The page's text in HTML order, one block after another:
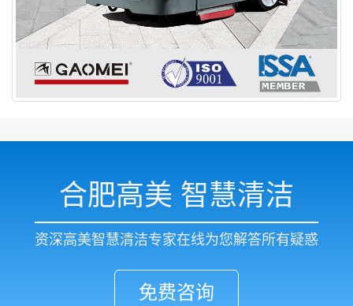
合肥高美 智慧清洁
资深高美智慧清洁专家在线为您解答所有疑惑
免费咨询